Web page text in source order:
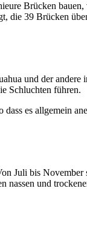
Brücken
39 Brücken
und der
Schluchten führen.
es allgemein
Juli bis
und